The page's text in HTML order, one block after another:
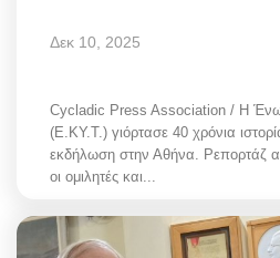
Δεκ 10, 2025
Cycladic Press Association / Η
(Ε.ΚΥ.Τ.) γιόρτασε 40 χρόνια
εκδήλωση στην Αθήνα. Ρεπορτάζ
οι ομιλητές και...